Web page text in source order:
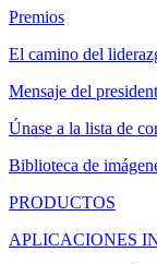
Premios
El camino del
Mensaje del
Únase a la lista de
Biblioteca de
PRODUCTOS
APLICACIONES